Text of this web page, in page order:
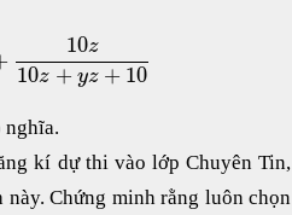
10z
10z + yz + 10
kí dự thi vào lớp Chuyên Tin,
này. Chứng minh rằng luôn chọn